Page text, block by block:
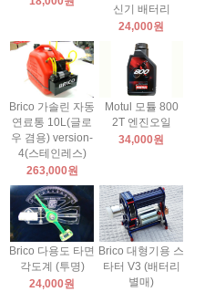
신기 배터리
24,000원
Brico 가솔린 자동
연료통 10L(글로
우 겸용) version-
4(스테인레스)
263,000원
Motul 모튤 800
2T 엔진오일
34,000원
Brico 다용도 타면
각도계 (투명)
24,000원
Brico 대형기용 스
타터 V3 (배터리
별매)